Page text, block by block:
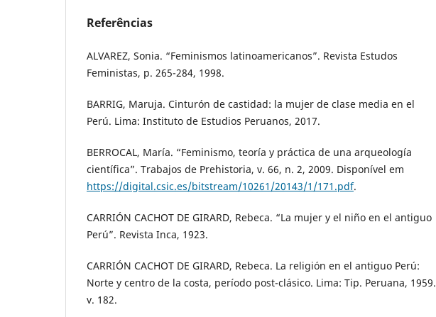
Referências
ALVAREZ, Sonia. “Feminismos latinoamericanos”. Revista Estudos
Feministas, p. 265-284, 1998.
BARRIG, Maruja. Cinturón de castidad: la mujer de clase media en el
Perú. Lima: Instituto de Estudios Peruanos, 2017.
BERROCAL, María. “Feminismo, teoría y práctica de una arqueología
científica”. Trabajos de Prehistoria, v. 66, n. 2, 2009. Disponível em
https://digital.csic.es/bitstream/10261/20143/1/171.pdf.
CARRIÓN CACHOT DE GIRARD, Rebeca. “La mujer y el niño en el antiguo
Perú”. Revista Inca, 1923.
CARRIÓN CACHOT DE GIRARD, Rebeca. La religión en el antiguo Perú:
Norte y centro de la costa, período post-clásico. Lima: Tip. Peruana, 1959.
v. 182.